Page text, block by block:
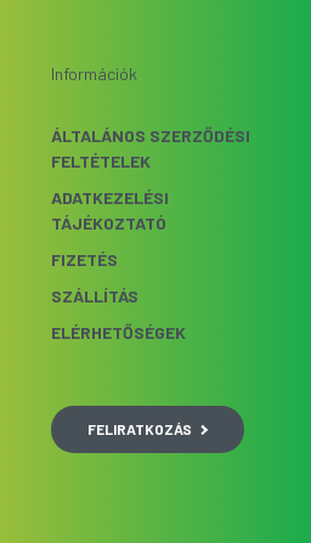
Információk
ÁLTALÁNOS SZERZŐDÉSI
FELTÉTELEK
ADATKEZELÉSI
TÁJÉKOZTATÓ
FIZETÉS
SZÁLLÍTÁS
ELÉRHETŐSÉGEK
FELIRATKOZÁS